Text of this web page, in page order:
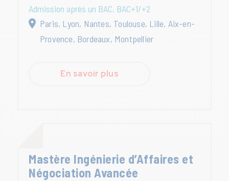
Admission après un BAC, BAC+1/+2
Paris, Lyon, Nantes, Toulouse, Lille, Aix-en-
Provence, Bordeaux, Montpellier
En savoir plus
Mastère Ingénierie d’Affaires et
Négociation Avancée